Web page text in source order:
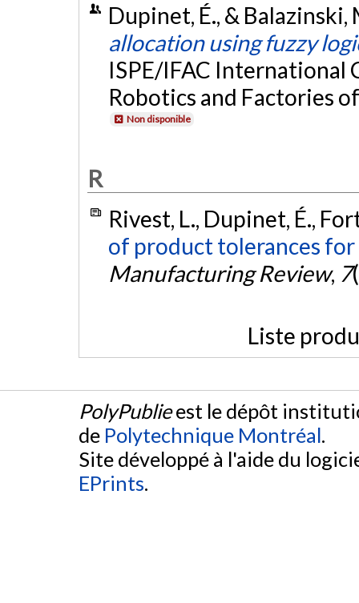
Dupinet, É., &
allocation using fuzzy
ISPE/IFAC International
Robotics and Factories
Non disponible
R
Rivest, L., Dupinet, É.,
of product tolerances
Manufacturing Review, 7
Liste
PolyPublieest le dépôt
de Polytechnique Montréal.
Site développé à l'aide du
EPrints.